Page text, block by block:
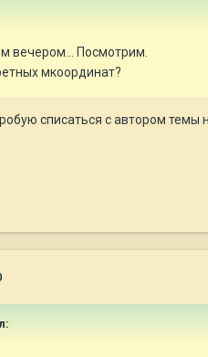
вечером... Посмотрим.
мкоординат?
списаться с автором темы